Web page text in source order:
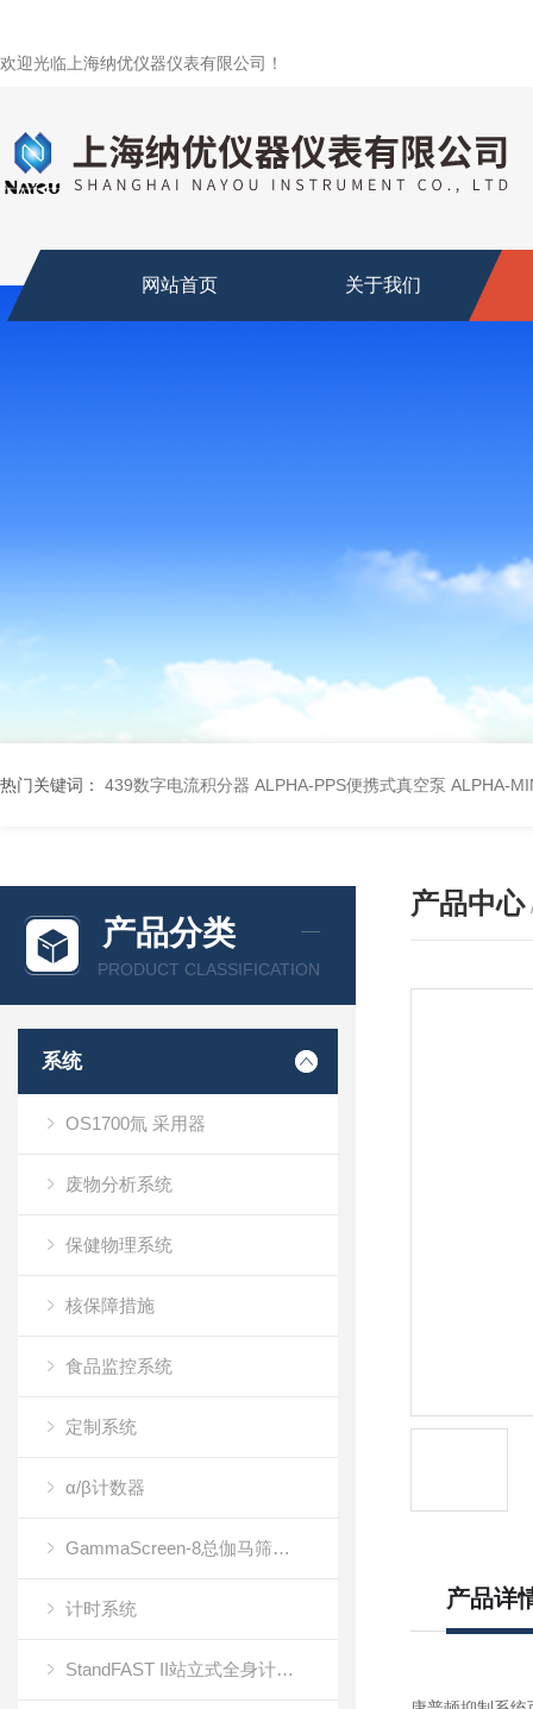
欢迎光临上海纳优仪器仪表有限公司！
网站首页 关于我们
热门关键词： 439数字电流积分器 ALPHA-PPS便携式真空泵 ALPHA-
产品分类
PRODUCT CLASSIFICATION
系统
OS1700氚 采用器
废物分析系统
保健物理系统
核保障措施
食品监控系统
定制系统
α/β计数器
GammaScreen-8总伽马筛查计数器
计时系统
StandFAST II站立式全身计数器
产品中心
产品详